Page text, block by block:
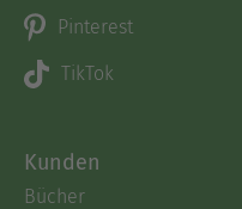
Pinterest
TikTok
Kunden
Bücher